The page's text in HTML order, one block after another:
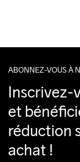
ABONNEZ-VOUS À
Inscrivez-
et
réduction
achat !